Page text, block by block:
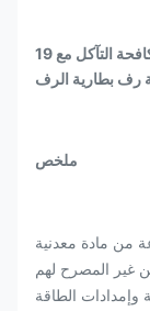
مجلس الوزراء جبل القطب طلاء مسحوق مكافحة التآكل مع 19
رف بطارية الرف
ملخص
من مادة معدنية
غير المصرح لهم
الطاقة